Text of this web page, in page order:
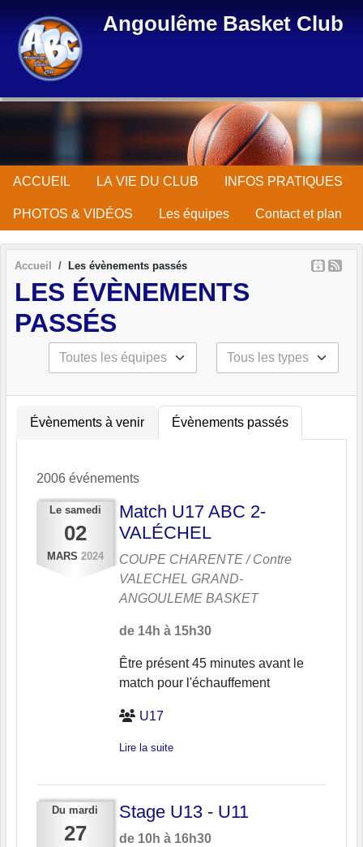
Angoulême Basket Club
ACCUEIL LA VIE DU CLUB INFOS PRATIQUES
PHOTOS & VIDÉOS Les équipes Contact et plan
Accueil Les évènements passés
LES ÉVÈNEMENTS
PASSÉS
Évènements à venir Évènements passés
2006 événements
Le samedi
02
MARS 2024
Match U17 ABC 2-
VALÉCHEL
COUPE CHARENTE / Contre
VALECHEL GRAND-
ANGOULEME BASKET
de 14h à 15h30
Être présent 45 minutes avant le
match pour l'échauffement
U17
Lire la suite
Du mardi
27
Stage U13 - U11
de 10h à 16h30